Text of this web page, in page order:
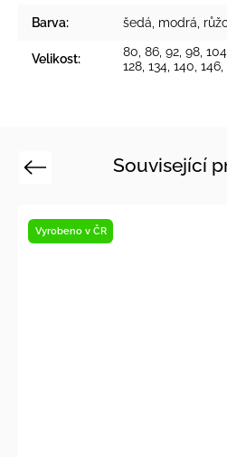
Barva: šedá modrá
Velikost:
80, 86, 92, 98,
128, 134, 140,
Související
Previous
Vyrobeno v ČR